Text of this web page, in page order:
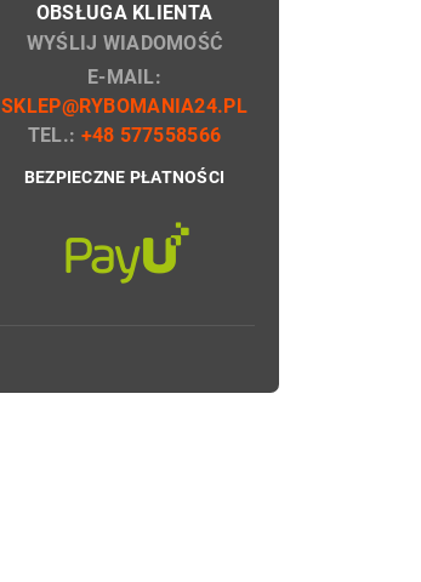
OBSŁUGA KLIENTA
WYŚLIJ WIADOMOŚĆ
E-MAIL:
SKLEP@RYBOMANIA24.PL
TEL.: +48 577558566
BEZPIECZNE PŁATNOŚCI